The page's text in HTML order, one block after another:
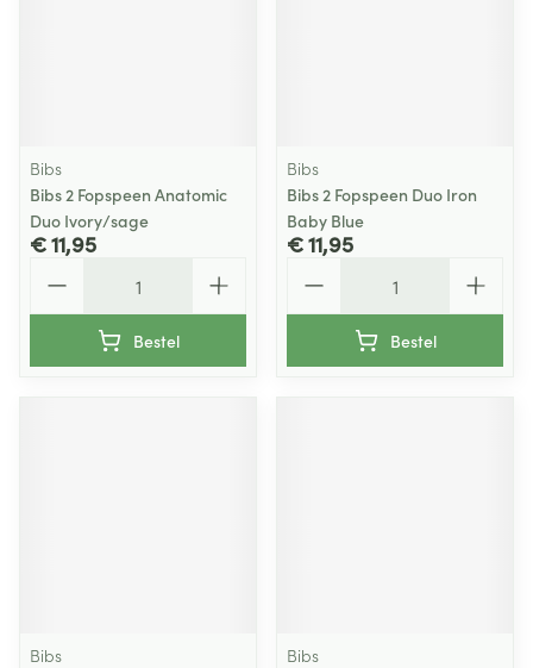
Bibs
Bibs 2 Fopspeen Anatomic
Duo Ivory/sage
€ 11,95
Bestel
Bibs
Bibs 2 Fopspeen Duo Iron
Baby Blue
€ 11,95
Bestel
Bibs
Bibs